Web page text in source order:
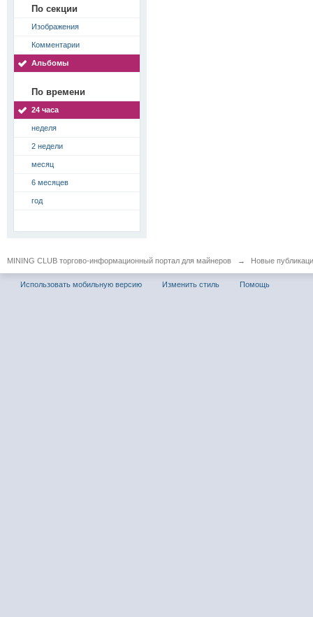
По секции
Изображения
Комментарии
Альбомы
По времени
24 часа
неделя
2 недели
месяц
6 месяцев
год
MINING CLUB торгово-информационный портал для майнеров → Новые
Использовать мобильную версию Изменить стиль Помощь